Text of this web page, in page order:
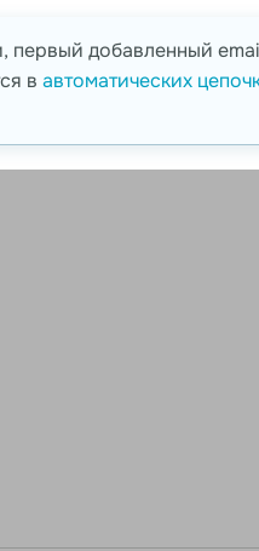
первый добавленный
в автоматических